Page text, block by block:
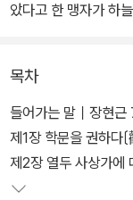
았다고 한 맹자가 하
직시하고 새로운 질
또한 그는 초자연적
식이 대중의 두려움을
유연한 현실주의자이
목차
들어가는 말｜장현근
제1장 학문을 권하다
제2장 열두 사상가에